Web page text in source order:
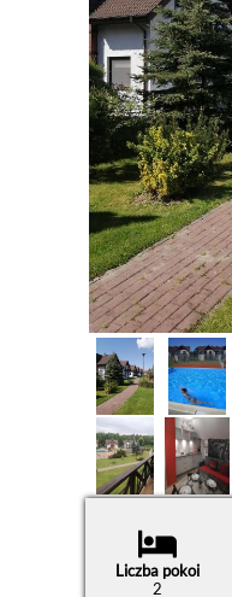
Liczba pokoi
2